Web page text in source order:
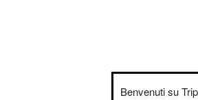
Benvenuti su